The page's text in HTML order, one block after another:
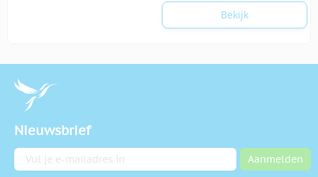
Bekijk
Nieuwsbrief
E-mailadres Aanmelden